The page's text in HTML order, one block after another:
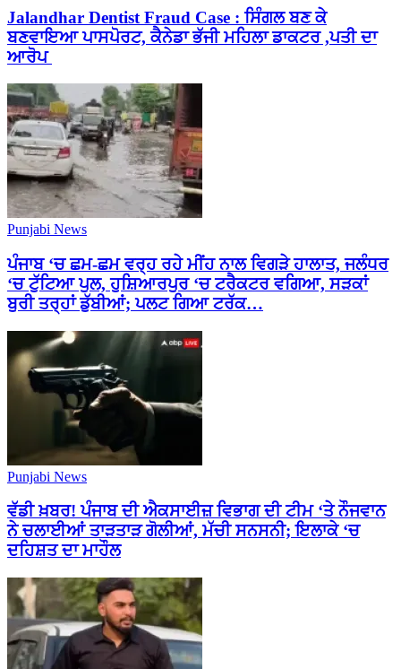
Jalandhar Dentist Fraud Case : ਸਿੰਗਲ ਬਣ ਕੇ
ਬਣਵਾਇਆ ਪਾਸਪੋਰਟ, ਕੈਨੇਡਾ ਭੱਜੀ ਮਹਿਲਾ ਡਾਕਟਰ ,ਪਤੀ ਦਾ
ਆਰੋਪ
Punjabi News
ਪੰਜਾਬ ‘ਚ ਛਮ-ਛਮ ਵਰ੍ਹ ਰਹੇ ਮੀਂਹ ਨਾਲ ਵਿਗੜੇ ਹਾਲਾਤ, ਜਲੰਧਰ
‘ਚ ਟੁੱਟਿਆ ਪੁਲ, ਹੁਸ਼ਿਆਰਪੁਰ ‘ਚ ਟਰੈਕਟਰ ਵਗਿਆ, ਸੜਕਾਂ
ਬੁਰੀ ਤਰ੍ਹਾਂ ਡੁੱਬੀਆਂ; ਪਲਟ ਗਿਆ ਟਰੱਕ…
Punjabi News
ਵੱਡੀ ਖ਼ਬਰ! ਪੰਜਾਬ ਦੀ ਐਕਸਾਈਜ਼ ਵਿਭਾਗ ਦੀ ਟੀਮ ‘ਤੇ ਨੌਜਵਾਨ
ਨੇ ਚਲਾਈਆਂ ਤਾੜਤਾੜ ਗੋਲੀਆਂ, ਮੱਚੀ ਸਨਸਨੀ; ਇਲਾਕੇ ‘ਚ
ਦਹਿਸ਼ਤ ਦਾ ਮਾਹੌਲ